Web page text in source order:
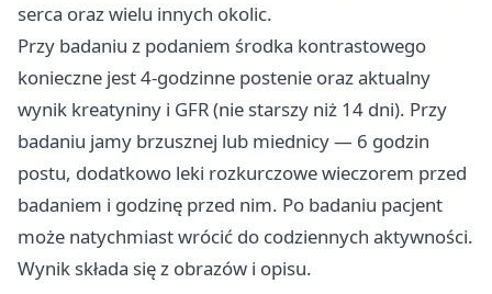
serca oraz wielu innych okolic.
Przy badaniu z podaniem środka kontrastowego
konieczne jest 4-godzinne postenie oraz aktualny
wynik kreatyniny i GFR (nie starszy niż 14 dni). Przy
badaniu jamy brzusznej lub miednicy — 6 godzin
postu, dodatkowo leki rozkurczowe wieczorem przed
badaniem i godzinę przed nim. Po badaniu pacjent
może natychmiast wrócić do codziennych aktywności.
Wynik składa się z obrazów i opisu.